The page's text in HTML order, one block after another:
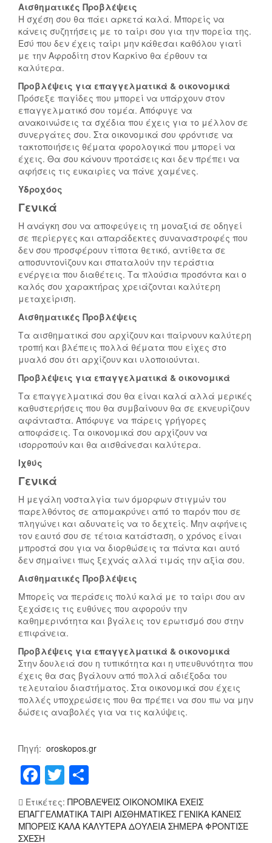
Αισθηματικές Προβλέψεις
Η σχέση σου θα πάει αρκετά καλά. Μπορείς να
κάνεις συζητήσεις με το ταίρι σου για την πορεία της.
Εσύ που δεν έχεις ταίρι μην κάθεσαι καθόλου γιατί
με την Αφροδίτη στον Καρκίνο θα έρθουν τα
καλύτερα.
Προβλέψεις για επαγγελματικά & οικονομικά
Πρόσεξε παγίδες που μπορεί να υπάρχουν στον
επαγγελματικό σου τομέα. Απόφυγε να
ανακοινώσεις τα σχέδια που έχεις για το μέλλον σε
συνεργάτες σου. Στα οικονομικά σου φρόντισε να
τακτοποιήσεις θέματα φορολογικά που μπορεί να
έχεις. Θα σου κάνουν προτάσεις και δεν πρέπει να
αφήσεις τις ευκαιρίες να πάνε χαμένες.
Υδροχόος
Γενικά
Η ανάγκη σου να αποφεύγεις τη μοναξιά σε οδηγεί
σε περίεργες και απαράδεκτες συναναστροφές που
δεν σου προσφέρουν τίποτα θετικό, αντίθετα σε
αποσυντονίζουν και σπαταλούν την τεράστια
ενέργεια που διαθέτεις. Τα πλούσια προσόντα και ο
καλός σου χαρακτήρας χρειάζονται καλύτερη
μεταχείριση.
Αισθηματικές Προβλέψεις
Τα αισθηματικά σου αρχίζουν και παίρνουν καλύτερη
τροπή και βλέπεις πολλά θέματα που είχες στο
μυαλό σου ότι αρχίζουν και υλοποιούνται.
Προβλέψεις για επαγγελματικά & οικονομικά
Τα επαγγελματικά σου θα είναι καλά αλλά μερικές
καθυστερήσεις που θα συμβαίνουν θα σε εκνευρίζουν
αφάνταστα. Απόφυγε να πάρεις γρήγορες
αποφάσεις. Τα οικονομικά σου αρχίζουν να
ισορροπούν και θα αισθάνεσαι καλύτερα.
Ιχθύς
Γενικά
Η μεγάλη νοσταλγία των όμορφων στιγμών του
παρελθόντος σε απομακρύνει από το παρόν που σε
πληγώνει και αδυνατείς να το δεχτείς. Μην αφήνεις
τον εαυτό σου σε τέτοια κατάσταση, ο χρόνος είναι
μπροστά σου για να διορθώσεις τα πάντα και αυτό
δεν σημαίνει πως ξεχνάς αλλά τιμάς την αξία σου.
Αισθηματικές Προβλέψεις
Μπορείς να περάσεις πολύ καλά με το ταίρι σου αν
ξεχάσεις τις ευθύνες που αφορούν την
καθημερινότητα και βγάλεις τον ερωτισμό σου στην
επιφάνεια.
Προβλέψεις για επαγγελματικά & οικονομικά
Στην δουλειά σου η τυπικότητα και η υπευθυνότητα που
έχεις θα σας βγάλουν από πολλά αδιέξοδα του
τελευταίου διαστήματος. Στα οικονομικά σου έχεις
πολλές υποχρεώσεις που θα πρέπει να σου πω να μην
δώσεις αναβολές για να τις καλύψεις.
Πηγή: oroskopos.gr
F
a
c
e
T
wi
tt
er
οι
ρ
α
Ετικέτες: ΠΡΟΒΛΕΨΕΙΣ ΟΙΚΟΝΟΜΙΚΑ ΕΧΕΙΣ
ΕΠΑΓΓΕΛΜΑΤΙΚΑ ΤΑΙΡΙ ΑΙΣΘΗΜΑΤΙΚΕΣ ΓΕΝΙΚΑ ΚΑΝΕΙΣ
ΜΠΟΡΕΙΣ ΚΑΛΑ ΚΑΛΥΤΕΡΑ ΔΟΥΛΕΙΑ ΣΗΜΕΡΑ ΦΡΟΝΤΙΣΕ
ΣΧΕΣΗ
Τ
Α
Ζ
Ώ
Δ
Α
Ή
Μ
Ε
Α
Π
Α
Ρ
Α
Ε
Υ
Ή
Δ
Ε
Κ
Τ
Α
Ζ
Ώ
Δ
Α
Σ
Ή
Ε
Ρ
Α
Σ
Ά
Α
Τ
Ο
5
Ν
Ο